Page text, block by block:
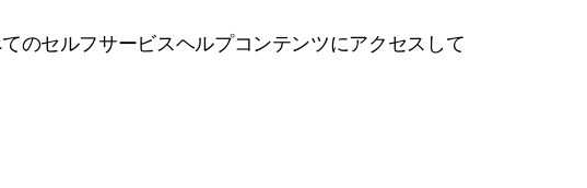
のセルフサービスヘルプコンテンツにアクセスして